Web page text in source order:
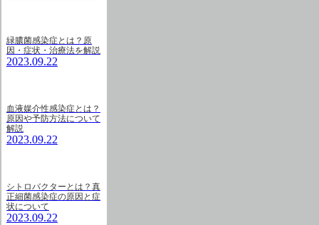
緑膿菌感染症とは？原
因・症状・治療法を解説
2023.09.22
血液媒介性感染症とは？
原因や予防方法について
解説
2023.09.22
シトロバクターとは？真
正細菌感染症の原因と症
状について
2023.09.22